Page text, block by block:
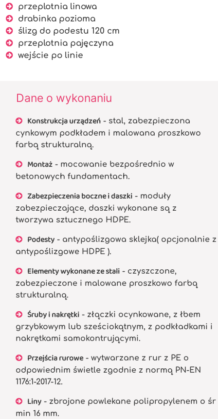
przeplotnia linowa
drabinka pozioma
ślizg do podestu 120 cm
przeplotnia pajęczyna
wejście po linie
Dane o wykonaniu
Konstrukcja urządzeń - stal, zabezpieczona
cynkowym podkładem i malowana proszkowo
farbą strukturalną.
Montaż - mocowanie bezpośrednio w
betonowych fundamentach.
Zabezpieczenia boczne i daszki - moduły
zabezpieczające, daszki wykonane są z
tworzywa sztucznego HDPE.
Podesty - antypoślizgowa sklejka( opcjonalnie z
antypoślizgowe HDPE ).
Elementy wykonane ze stali - czyszczone,
zabezpieczone i malowane proszkowo farbą
strukturalną.
Śruby i nakrętki - złączki ocynkowane, z łbem
grzybkowym lub sześciokątnym, z podkładkami i
nakrętkami samokontrującymi.
Przejścia rurowe- wytwarzane z rur z PE o
odpowiednim świetle zgodnie z normą PN-EN
1176:1-2017-12.
Liny - zbrojone powlekane polipropylenem o śr
min 16 mm.